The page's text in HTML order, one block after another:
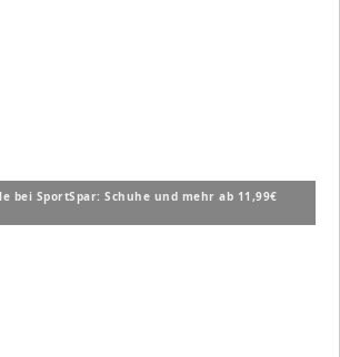
bei SportSpar: Schuhe und mehr ab 11,99€